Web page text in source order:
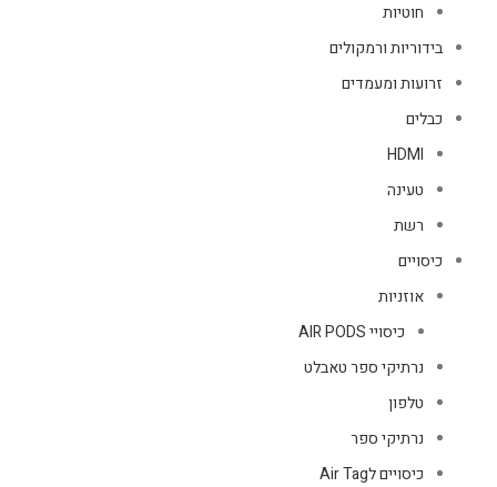
חוטיות
בידוריות ורמקולים
זרועות ומעמדים
כבלים
HDMI
טעינה
רשת
כיסויים
אוזניות
כיסויי AIR PODS
נרתיקי ספר טאבלט
טלפון
נרתיקי ספר
כיסויים לAir Tag